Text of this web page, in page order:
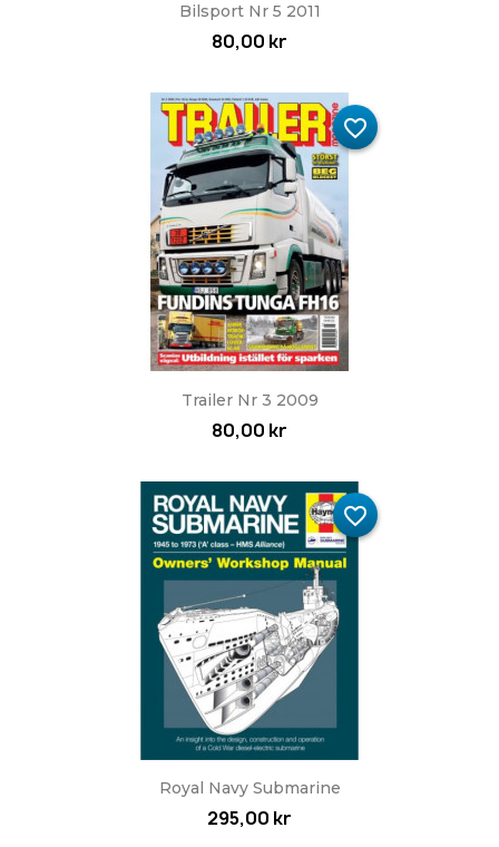
Bilsport Nr 5 2011
80,00 kr
Trailer Nr 3 2009
80,00 kr
favorite_border
Royal Navy Submarine
295,00 kr
favorite_border